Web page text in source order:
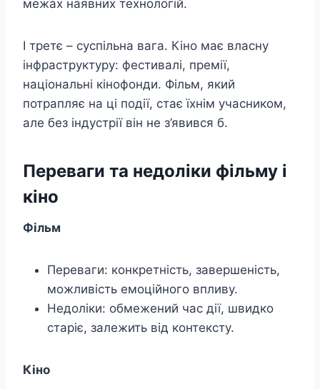
межах наявних технологій.
І третє – суспільна вага. Кіно має власну
інфраструктуру: фестивалі, премії,
національні кінофонди. Фільм, який
потрапляє на ці події, стає їхнім учасником,
але без індустрії він не з’явився б.
Переваги та недоліки фільму і
кіно
Фільм
Переваги: конкретність, завершеність,
можливість емоційного впливу.
Недоліки: обмежений час дії, швидко
старіє, залежить від контексту.
Кіно